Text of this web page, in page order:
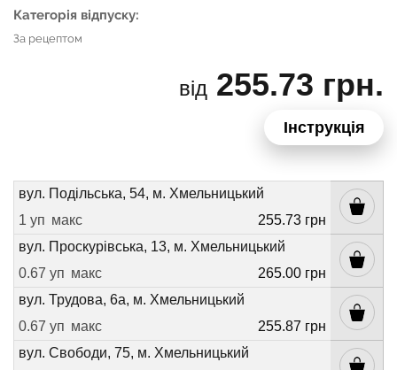
Категорія відпуску:
За рецептом
від 255.73 грн.
Інструкція
вул. Подільська, 54, м. Хмельницький
1 уп макс
255.73 грн
вул. Проскурівська, 13, м. Хмельницький
0.67 уп макс
265.00 грн
вул. Трудова, 6а, м. Хмельницький
0.67 уп макс
255.87 грн
вул. Свободи, 75, м. Хмельницький